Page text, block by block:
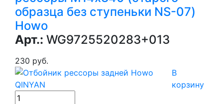
образца без ступеньки NS-07)
Howo
Арт.: WG9725520283+013
230 руб.
В
корзину